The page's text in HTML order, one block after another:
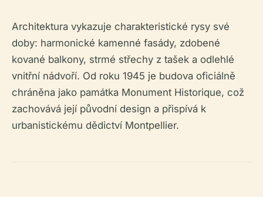
Architektura vykazuje charakteristické rysy své
doby: harmonické kamenné fasády, zdobené
kované balkony, strmé střechy z tašek a odlehlé
vnitřní nádvoří. Od roku 1945 je budova oficiálně
chráněna jako památka Monument Historique, což
zachovává její původní design a přispívá k
urbanistickému dědictví Montpellier.